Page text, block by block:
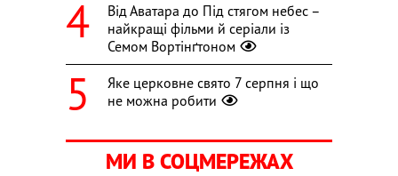
Від Аватара до Під стягом небес –
найкращі фільми й серіали із
Семом Вортінґтоном
Яке церковне свято 7 серпня і що
не можна робити
МИ В СОЦМЕРЕЖАХ